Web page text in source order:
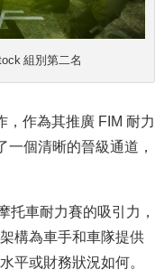
組別第二名
，作為其推廣 FIM 耐力
個清晰的晉級通道，
托車耐力賽的吸引力，
構為車手和車隊提供
平或財務狀況如何。